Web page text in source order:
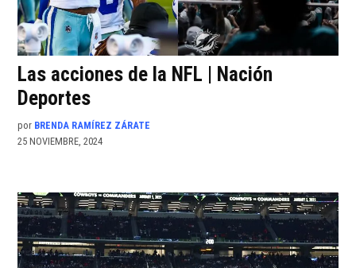
Las acciones de la NFL | Nación
Deportes
por BRENDA RAMÍREZ ZÁRATE
25 NOVIEMBRE, 2024